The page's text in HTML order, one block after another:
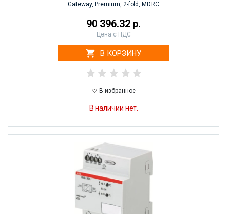
Gateway, Premium, 2-fold, MDRC
90 396.32 р.
Цена с НДС
В КОРЗИНУ
В избранное
В наличии нет.